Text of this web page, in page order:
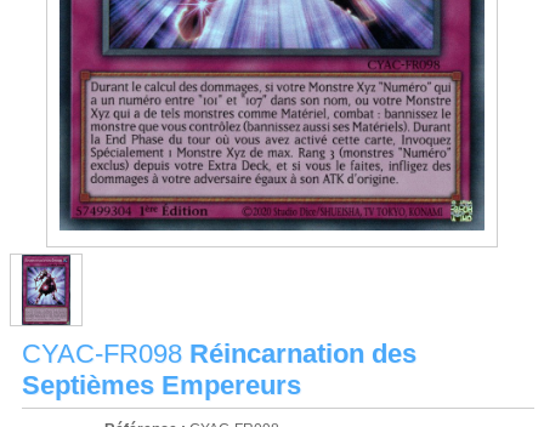
CYAC-FR098 Réincarnation des
Septièmes Empereurs